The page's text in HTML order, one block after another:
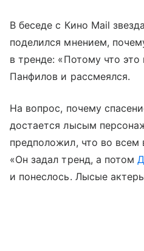
В беседе с Кино Mail
поделился мнением,
в тренде: «Потому что
Панфилов и рассмеялся.
На вопрос, почему
достается лысым
предположил, что во всем
«Он задал тренд, а потом
и понеслось. Лысые